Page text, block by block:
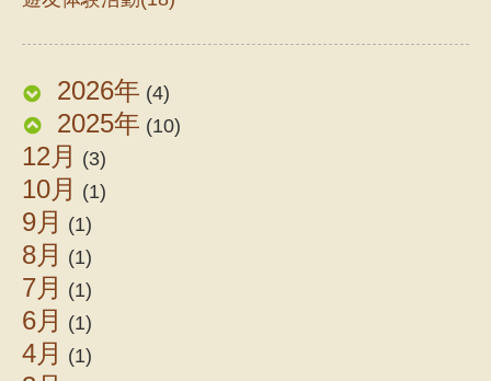
2026年 (4)
2025年 (10)
12月 (3)
10月 (1)
9月 (1)
8月 (1)
7月 (1)
6月 (1)
4月 (1)